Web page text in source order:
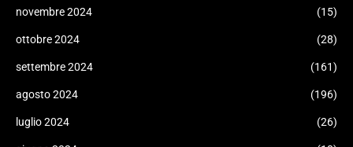
novembre 2024 (15)
ottobre 2024 (28)
settembre 2024 (161)
agosto 2024 (196)
luglio 2024 (26)